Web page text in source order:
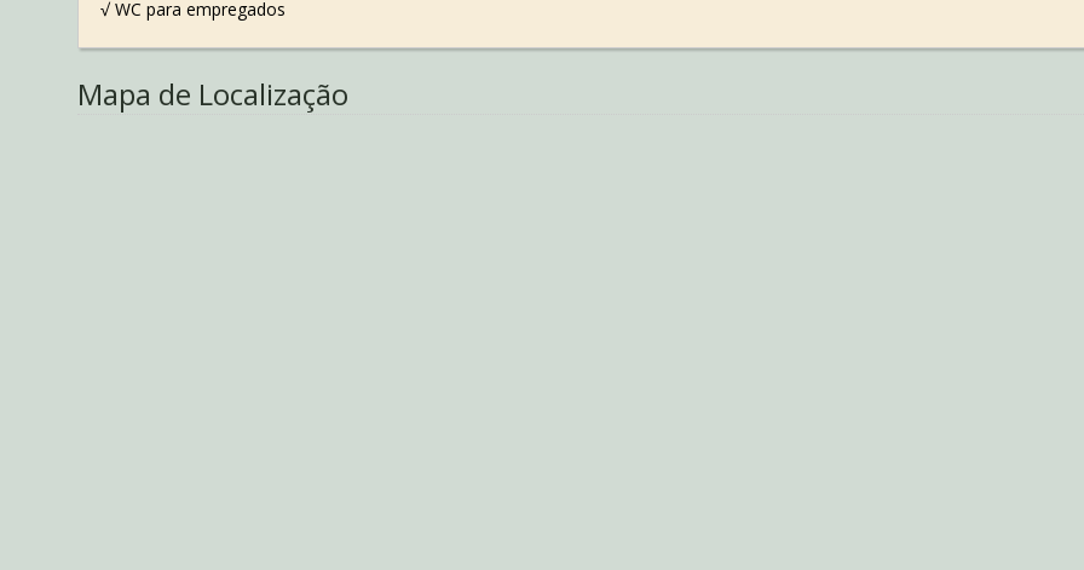
√ WC para empregados
Mapa de Localização